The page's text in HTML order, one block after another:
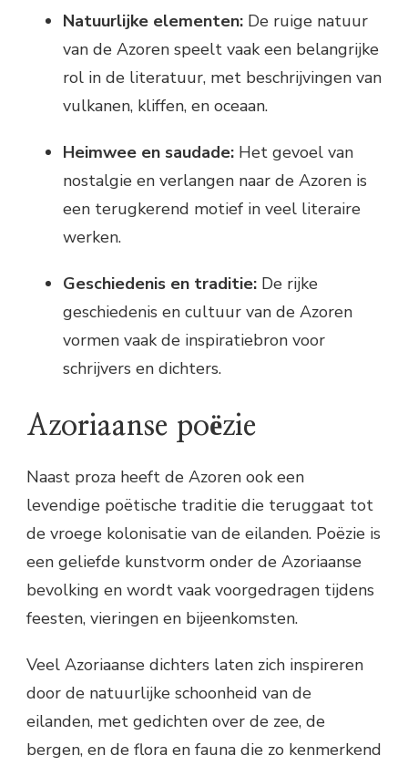
Natuurlijke elementen: De ruige natuur
van de Azoren speelt vaak een belangrijke
rol in de literatuur, met beschrijvingen van
vulkanen, kliffen, en oceaan.
Heimwee en saudade: Het gevoel van
nostalgie en verlangen naar de Azoren is
een terugkerend motief in veel literaire
werken.
Geschiedenis en traditie: De rijke
geschiedenis en cultuur van de Azoren
vormen vaak de inspiratiebron voor
schrijvers en dichters.
Azoriaanse poëzie
Naast proza heeft de Azoren ook een
levendige poëtische traditie die teruggaat tot
de vroege kolonisatie van de eilanden. Poëzie is
een geliefde kunstvorm onder de Azoriaanse
bevolking en wordt vaak voorgedragen tijdens
feesten, vieringen en bijeenkomsten.
Veel Azoriaanse dichters laten zich inspireren
door de natuurlijke schoonheid van de
eilanden, met gedichten over de zee, de
bergen, en de flora en fauna die zo kenmerkend